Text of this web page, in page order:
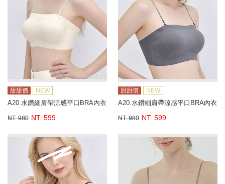
甜甜價 NEW
A20.水鑽細肩帶涼感平口BRA內衣
NT. 980 NT. 599
甜甜價 NEW
A20.水鑽細肩帶涼感平口BRA內衣
NT. 980 NT. 599